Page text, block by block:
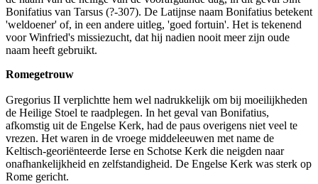
Bonifatius van Tarsus (?-307). De Latijnse naam Bonifatius betekent
'weldoener' of, in een andere uitleg, 'goed fortuin'. Het is tekenend
voor Winfried's missiezucht, dat hij nadien nooit meer zijn oude
naam heeft gebruikt.
Romegetrouw
Gregorius II verplichtte hem wel nadrukkelijk om bij moeilijkheden
de Heilige Stoel te raadplegen. In het geval van Bonifatius,
afkomstig uit de Engelse Kerk, had de paus overigens niet veel te
vrezen. Het waren in de vroege middeleeuwen met name de
Keltisch-georiënteerde Ierse en Schotse Kerk die neigden naar
onafhankelijkheid en zelfstandigheid. De Engelse Kerk was sterk op
Rome gericht.